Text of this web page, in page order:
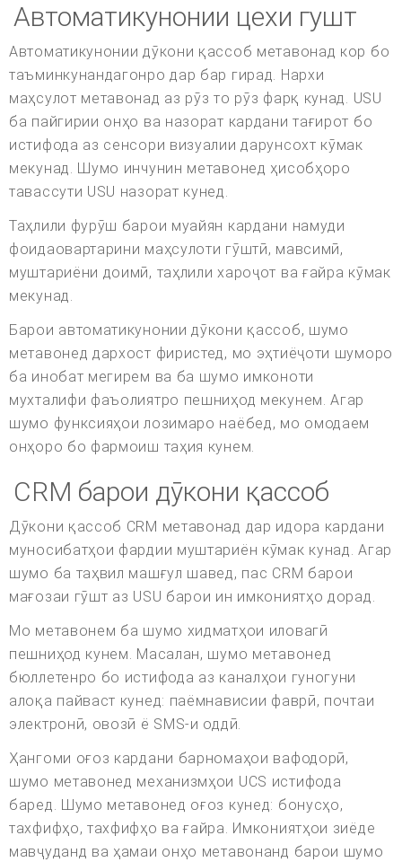
Автоматикунонии цехи гушт
Автоматикунонии дӯкони қассоб метавонад кор бо
таъминкунандагонро дар бар гирад. Нархи
маҳсулот метавонад аз рӯз то рӯз фарқ кунад. USU
ба пайгирии онҳо ва назорат кардани тағирот бо
истифода аз сенсори визуалии дарунсохт кӯмак
мекунад. Шумо инчунин метавонед ҳисобҳоро
тавассути USU назорат кунед.
Таҳлили фурӯш барои муайян кардани намуди
фоидаовартарини маҳсулоти гӯштӣ, мавсимӣ,
муштариёни доимӣ, таҳлили хароҷот ва ғайра кӯмак
мекунад.
Барои автоматикунонии дӯкони қассоб, шумо
метавонед дархост фиристед, мо эҳтиёҷоти шуморо
ба инобат мегирем ва ба шумо имконоти
мухталифи фаъолиятро пешниҳод мекунем. Агар
шумо функсияҳои лозимаро наёбед, мо омодаем
онҳоро бо фармоиш таҳия кунем.
CRM барои дӯкони қассоб
Дӯкони қассоб CRM метавонад дар идора кардани
муносибатҳои фардии муштариён кӯмак кунад. Агар
шумо ба таҳвил машғул шавед, пас CRM барои
мағозаи гӯшт аз USU барои ин имкониятҳо дорад.
Мо метавонем ба шумо хидматҳои иловагӣ
пешниҳод кунем. Масалан, шумо метавонед
бюллетенро бо истифода аз каналҳои гуногуни
алоқа пайваст кунед: паёмнависии фаврӣ, почтаи
электронӣ, овозӣ ё SMS-и оддӣ.
Ҳангоми оғоз кардани барномаҳои вафодорӣ,
шумо метавонед механизмҳои UCS истифода
баред. Шумо метавонед оғоз кунед: бонусҳо,
тахфифҳо, тахфифҳо ва ғайра. Имкониятҳои зиёде
мавҷуданд ва ҳамаи онҳо метавонанд барои шумо